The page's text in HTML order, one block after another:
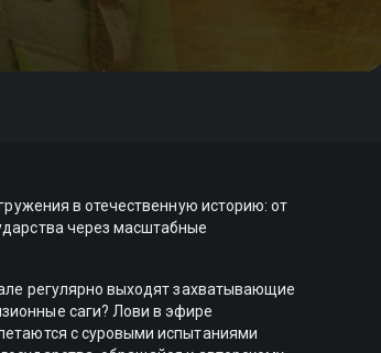
в отечественную историю: от
через масштабные
регулярно выходят захватывающие
саги? Лови в эфире
с суровыми испытаниями